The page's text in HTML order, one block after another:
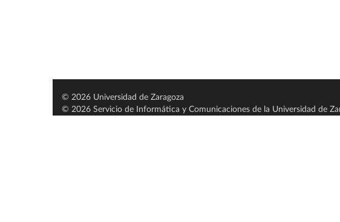
© 2026 Universidad de Zaragoza
© 2026 Servicio de Informática y Comunicaciones de la Universidad de